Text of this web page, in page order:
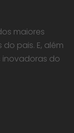
maiores
pais. E, além
inovadoras do